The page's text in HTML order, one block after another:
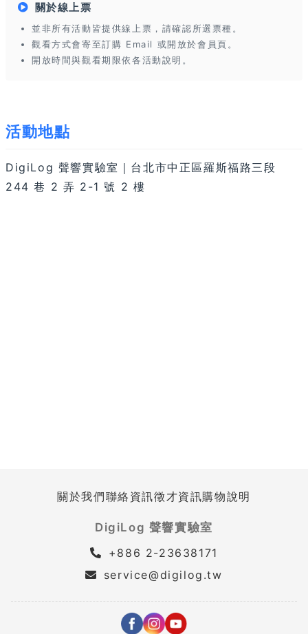
關於線上票
並非所有活動皆提供線上票，請確認所選票種。
觀看方式會寄至訂購 Email 或開放於會員頁。
開放時間與觀看期限依各活動說明。
活動地點
DigiLog 聲響實驗室｜台北市中正區羅斯福路三段
244 巷 2 弄 2-1 號 2 樓
關於我們聯絡資訊徵才資訊購物說明
DigiLog 聲響實驗室
+886 2-23638171
service@digilog.tw